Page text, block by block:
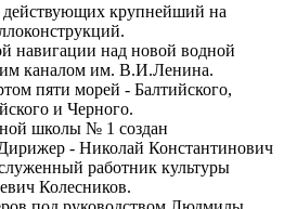
действующих крупнейший на
навигации над новой водной
каналом им. В.И.Ленина.
пяти морей - Балтийского,
и Черного.
школы № 1 создан
- Николай Константинович
работник культуры
Колесников.